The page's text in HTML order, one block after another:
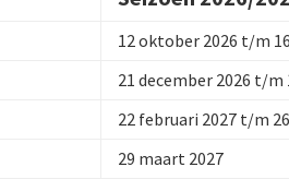
12 oktober 2026 t/m
21 december 2026 t/m
22 februari 2027 t/m
29 maart 2027